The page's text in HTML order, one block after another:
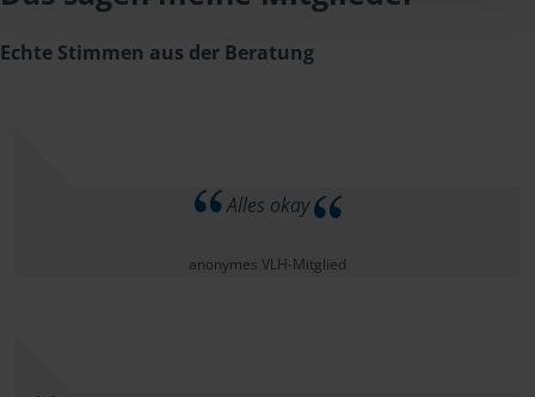
Echte Stimmen aus der Beratung
Alles okay
anonymes VLH-Mitglied